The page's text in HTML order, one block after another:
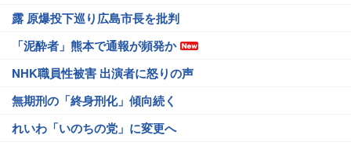
露 原爆投下巡り広島市長を批判
「泥酔者」熊本で通報が頻発か
NHK職員性被害 出演者に怒りの声
無期刑の「終身刑化」傾向続く
れいわ「いのちの党」に変更へ